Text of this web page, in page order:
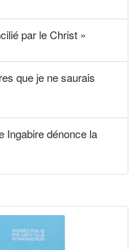
par le Christ »
que je ne saurais
Ingabire dénonce la